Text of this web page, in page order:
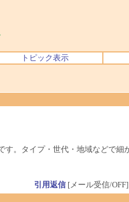
トピック表示
。タイプ・世代・地域などで
引用返信[メール受信/OFF]